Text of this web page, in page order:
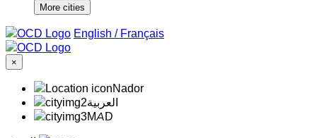
More cities
/ Français
×
Nador
‏العربية‏
MAD